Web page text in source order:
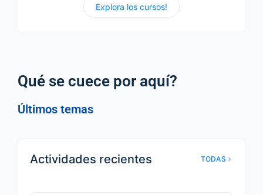
Explora los cursos!
Qué se cuece por aquí?
Últimos temas
Actividades recientes TODAS